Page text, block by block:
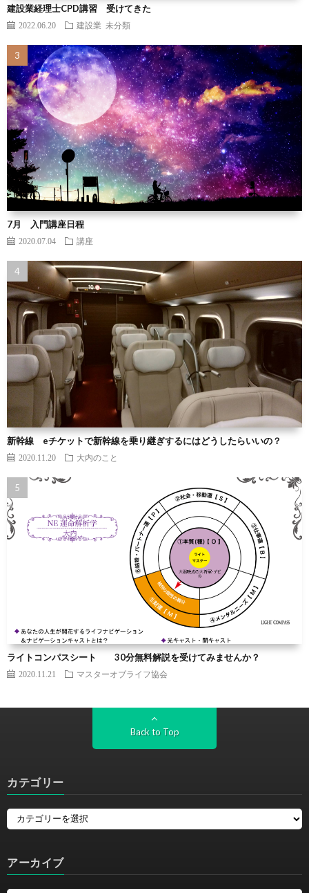
建設業経理士CPD講習 受けてきた
2022.06.20 建設業 未分類
7月 入門講座日程
2020.07.04 講座
新幹線 eチケットで新幹線を乗り継ぎするにはどうしたらいいの？
2020.11.20 大内のこと
ライトコンパスシート 30分無料解説を受けてみませんか？
2020.11.21 マスターオブライフ協会
Back to Top
カテゴリー
アーカイブ